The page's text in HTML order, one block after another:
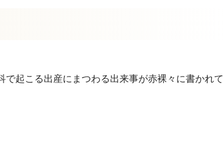
起こる出産にまつわる出来事が赤裸々に書かれて